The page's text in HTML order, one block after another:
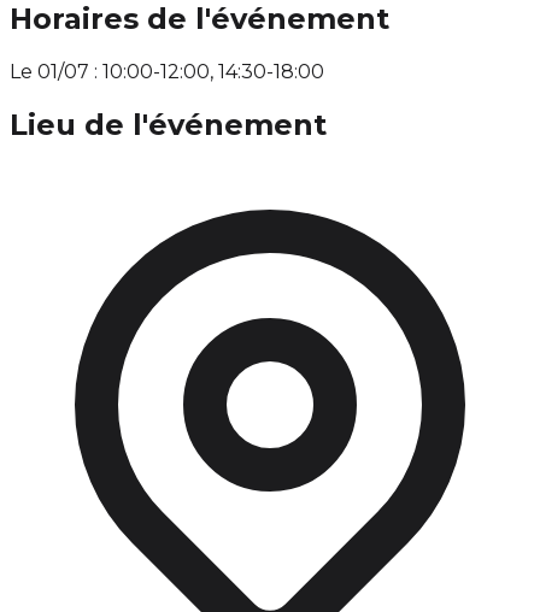
Horaires de l'événement
Le 01/07 : 10:00-12:00, 14:30-18:00
Lieu de l'événement